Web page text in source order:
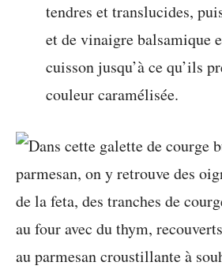
tendres et translucides,
et de vinaigre balsamique
cuisson jusqu’à ce qu’ils
couleur caramélisée.